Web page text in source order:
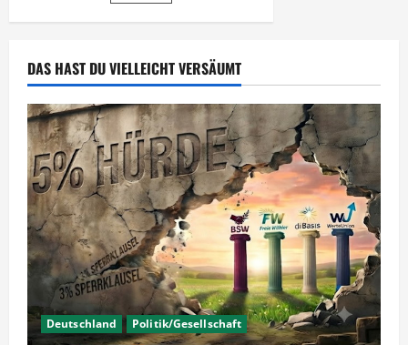
DAS HAST DU VIELLEICHT VERSÄUMT
Deutschland Politik/Gesellschaft